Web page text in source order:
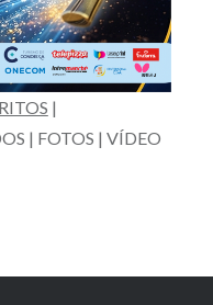
|
| FOTOS | VÍDEO